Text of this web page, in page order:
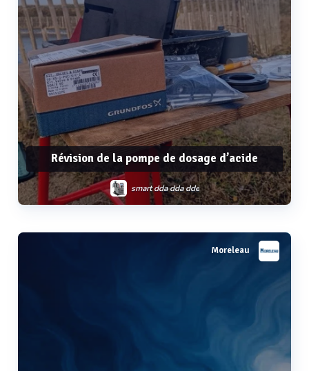
Révision de la pompe de dosage d’acide
smart dda dda dde
Moreleau